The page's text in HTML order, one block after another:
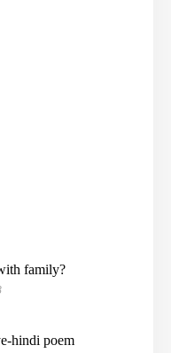
family?
hindi poem